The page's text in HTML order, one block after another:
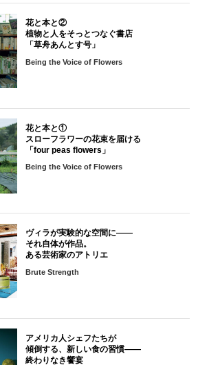
花と本と②
植物と人をそっとつなぐ書店
「草舟あんとす号」
Being the Voice of Flowers
花と本と①
スローフラワーの花束を届ける
「four peas flowers」
Being the Voice of Flowers
ヴィラが実験的な空間に――
それ自体が作品。
ある芸術家のアトリエ
Brute Strength
アメリカ人シェフたちが
傾倒する、新しい食の習慣――
終わりなき饗宴